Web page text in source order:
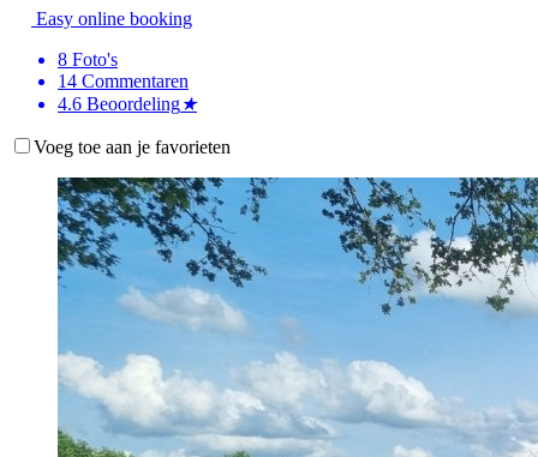
Easy online booking
8 Foto's
14 Commentaren
4.6 Beoordeling★
Voeg toe aan je favorieten